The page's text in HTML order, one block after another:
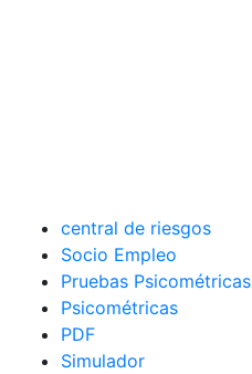
central de riesgos
Socio Empleo
Pruebas Psicométricas
Psicométricas
PDF
Simulador